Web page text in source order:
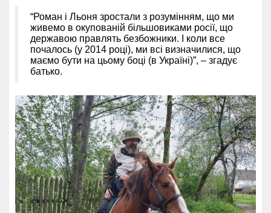
“Роман і Льоня зростали з розумінням, що ми
живемо в окупованій більшовиками росії, що
державою правлять безбожники. І коли все
почалось (у 2014 році), ми всі визначилися, що
маємо бути на цьому боці (в Україні)”, – згадує
батько.